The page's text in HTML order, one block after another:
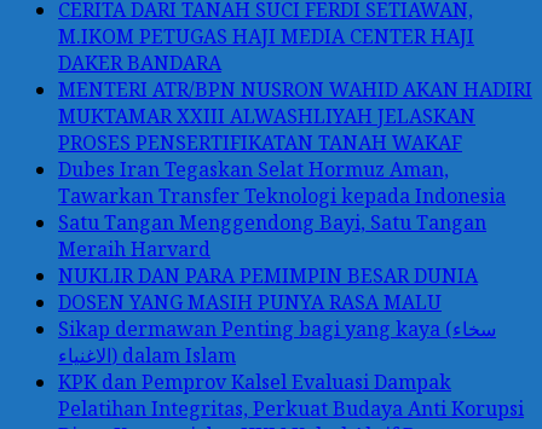
CERITA DARI TANAH SUCI FERDI SETIAWAN,
M.IKOM PETUGAS HAJI MEDIA CENTER HAJI
DAKER BANDARA
MENTERI ATR/BPN NUSRON WAHID AKAN HADIRI
MUKTAMAR XXIII ALWASHLIYAH JELASKAN
PROSES PENSERTIFIKATAN TANAH WAKAF
Dubes Iran Tegaskan Selat Hormuz Aman,
Tawarkan Transfer Teknologi kepada Indonesia
Satu Tangan Menggendong Bayi, Satu Tangan
Meraih Harvard
NUKLIR DAN PARA PEMIMPIN BESAR DUNIA
DOSEN YANG MASIH PUNYA RASA MALU
Sikap dermawan Penting bagi yang kaya (سخاء
الاغنياء) dalam Islam
KPK dan Pemprov Kalsel Evaluasi Dampak
Pelatihan Integritas, Perkuat Budaya Anti Korupsi